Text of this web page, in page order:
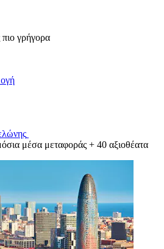
πιο γρήγορα
μέσα μεταφοράς + 40 αξιοθέατα